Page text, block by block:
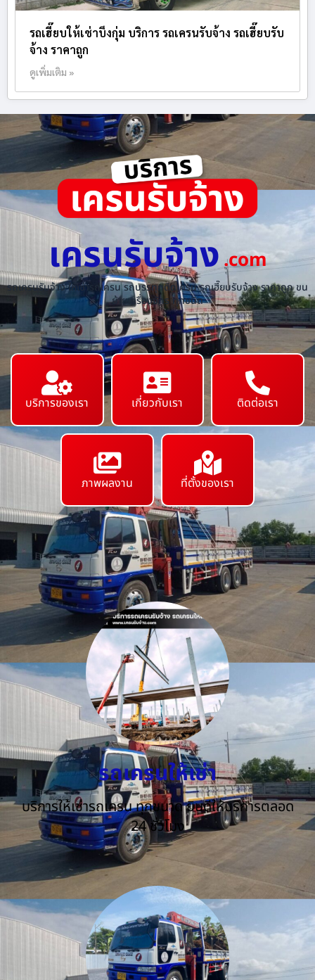
รถเฮี๊ยบให้เช่าบึงกุ่ม บริการ รถเครนรับจ้าง รถเฮี๊ยบรับ
จ้าง ราคาถูก
ดูเพิ่มเติม »
เครนรับจ้าง.com
รถเครนรับจ้าง ให้เช่ารถเครน รถบรรทุกติดเครน รถเฮี๊ยบรับจ้าง ราคาถูก ขน
ย้ายเครื่องจักร ทุกชนิด
บริการของเรา เกี่ยวกับเรา ติดต่อเรา
ภาพผลงาน ที่ตั้งของเรา
รถเครนให้เช่า
บริการให้เช่ารถเครน ทุกขนาด ยินดีให้บริการตลอด
24 ชั่วโมง